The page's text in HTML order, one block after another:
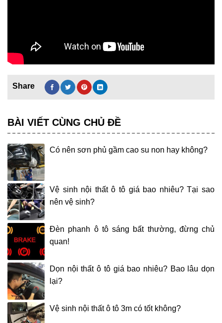
BÀI VIẾT CÙNG CHỦ ĐỀ
Có nên sơn phủ gầm cao su non hay không?
Vệ sinh nội thất ô tô giá bao nhiêu? Tại sao
nên vệ sinh?
Đèn phanh ô tô sáng bất thường, đừng chủ
quan!
Dọn nội thất ô tô giá bao nhiêu? Bao lâu dọn
lại?
Vệ sinh nội thất ô tô 3m có tốt không?